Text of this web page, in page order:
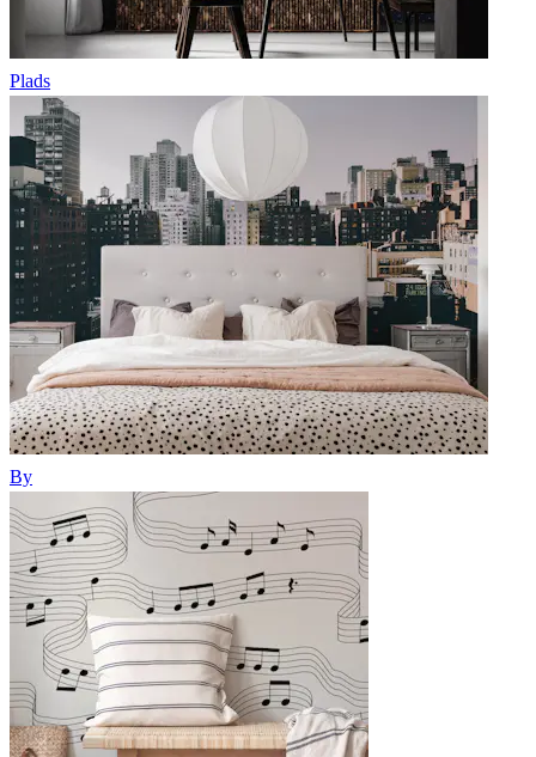
Plads
By